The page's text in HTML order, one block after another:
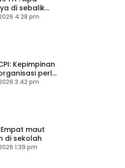
di sebalik
4:28 pm
Kepimpinan
perlu
radikal
3:42 pm
maut
di sekolah
1:39 pm